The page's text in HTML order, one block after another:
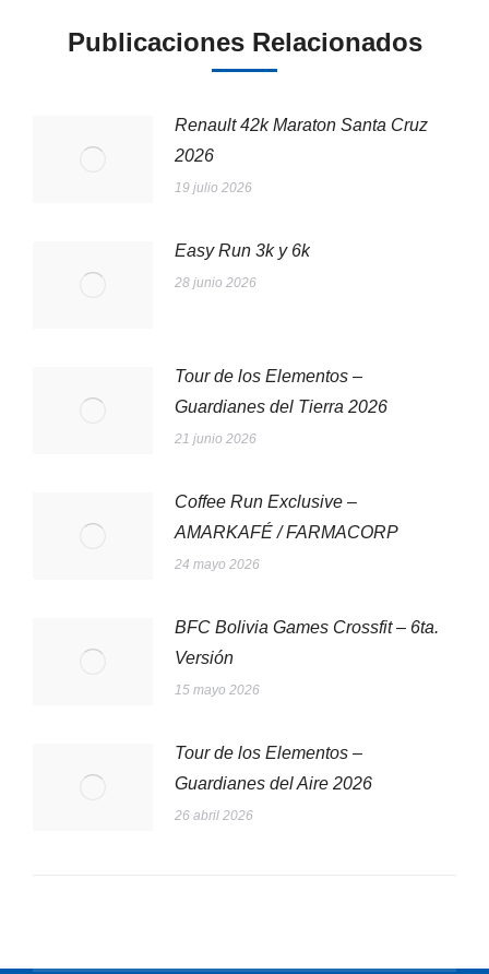
Publicaciones Relacionados
Renault 42k Maraton Santa Cruz
2026
19 julio 2026
Easy Run 3k y 6k
28 junio 2026
Tour de los Elementos –
Guardianes del Tierra 2026
21 junio 2026
Coffee Run Exclusive –
AMARKAFÉ / FARMACORP
24 mayo 2026
BFC Bolivia Games Crossfit – 6ta.
Versión
15 mayo 2026
Tour de los Elementos –
Guardianes del Aire 2026
26 abril 2026